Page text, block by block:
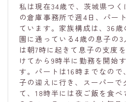
私は現在34歳で、茨城県つ
の倉庫事務所で週4日、パー
ています。家族構成は、36
園に通っている4歳の息子の3
は朝7時に起きて息子の支度
けてから9時半に勤務を開始
す。パートは16時までなので
子の迎えに行き、スーパーで
て、18時半には夜ご飯を食べ